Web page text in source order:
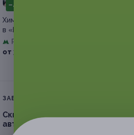
–40%
Химчистка салона
в «Евродетейлинг» со скидкой
Речной вокзал
от 3 300 руб.
ЗАВЕРШЁННАЯ АКЦИЯ
Скидка до 64%.Хранение шин
автомобиля либо